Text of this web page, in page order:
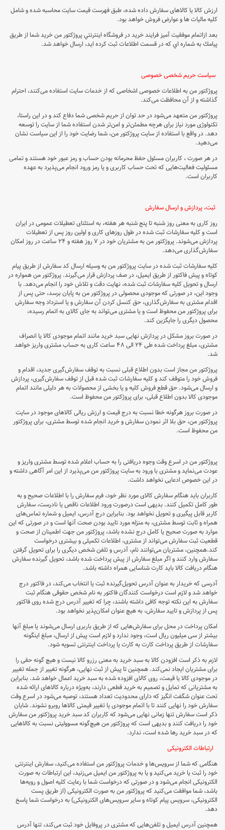
ارزش کالا یا کالاهای سفارش داده شده، طبق فهرست قیمت سایت محاسبه شده و شامل
کلیه مالیات ها و عوارض فروش خواهد بود.
بعد ازاتمام موفقيت آميز فرايند خريد در فروشگاه اينترنتي پروژکتور من خريد شما از طريق
پيامك به شماره اي كه در قسمت اطلاعات ثبت كرده ايد، ارسال خواهد شد.
سیاست حریم شخصی خصوصی
پروژکتور من به اطلاعات خصوصی اشخاصى که از خدمات سایت استفاده می‏‌کنند، احترام
گذاشته و از آن محافظت می‏‌کند.
پروژکتور من متعهد می‏‌شود در حد توان از حریم شخصی شما دفاع کند و در این راستا،
تکنولوژی مورد نیاز برای هرچه مطمئن‏‌تر و امن‏‌تر شدن استفاده شما از سایت را توسعه
دهد. در واقع با استفاده از سایت پروژکتور من، شما رضایت خود را از این سیاست نشان
می‏‌دهید.
در هر صورت ، کاربران مسئول حفظ محرمانه بودن حساب و رمز عبور خود هستند و تمامی
مسئولیت فعالیت‌‏هایی که تحت حساب کاربری و یا رمز ورود انجام می‏‌پذیرد به عهده
کاربران است.
ثبت، پردازش و ارسال سفارش
روز کاری به معنی روز شنبه تا پنج شنبه هر هفته، به استثنای تعطیلات عمومی در ایران
است و کلیه سفارشات ثبت شده در طول روزهای کاری و اولین روز پس از تعطیلات
پردازش می‌‏شوند. پروژکتور من به مشتریان خود در ۷ روز هفته و ۲۴ ساعت در روز امکان
سفارش‌‏گذاری می‌‏دهد.
کلیه سفارشات ثبت شده در سایت پروژکتور من به وسیله ارسال کد سفارش از طریق پیام
کوتاه و پیش فاکتور از طریق ایمیل، در صف پردازش قرار می‏‌گیرند. پروژکتور من همواره در
ارسال و تحویل کلیه سفارشات ثبت شده، نهایت دقت و تلاش خود را انجام می‌دهد. با
وجود این، در صورتی که موجودی محصولی در پروژکتور من به پایان برسد، حتی پس از
اقدام مشتری به سفارش‌‏گذاری، حق کنسل کردن آن سفارش و یا استرداد وجه سفارش
برای پروژکتور من محفوظ است و یا مشتری می‏‌تواند به جای کالای به اتمام رسیده،
محصول دیگری را جایگزین کند.
در صورت بروز مشکل در پردازش نهایی سبد خرید مانند اتمام موجودی کالا یا انصراف
مشتری، مبلغ پرداخت شده طی ۲۴ الی ۴۸ ساعت کاری به حساب مشتری واریز خواهد
شد.
پروژکتور من مجاز است بدون اطلاع قبلی نسبت به توقف سفارش‌‏گیری جدید، اقدام و
فروش خود را متوقف کند و کلیه سفارشات ثبت شده قبل از توقف سفارش‌‏گیری، پردازش
و ارسال می‌‏شود. حق قطع فروش کلیه و یا بخشی از محصولات به هر دلیلی مانند اتمام
موجودی کالا بدون اطلاع قبلی، برای پروژکتور من محفوظ است.
در صورت بروز هرگونه خطا نسبت به درج قیمت و ارزش ریالی کالاهای موجود در سایت
پروژکتور من، حق بلا اثر نمودن سفارش و خرید انجام شده توسط مشتری، برای پروژکتور
من محفوظ است.
پروژکتور من در اسرع وقت وجوه دریافتی را به حساب اعلام شده توسط مشتری واریز و
عودت می‌نماید و مشتری با ورود به سایت پروژکتور من می‌پذیرد از این امر آگاهی داشته و
در این خصوص ادعایی نخواهد داشت.
کاربران باید هنگام سفارش کالای مورد نظر خود، فرم سفارش را با اطلاعات صحیح و به
طور کامل تکمیل کنند. بدیهی است درصورت ورود اطلاعات ناقص یا نادرست، سفارش
کاربر قابل پیگیری و تحویل نخواهد بود. بنابراین درج آدرس، ایمیل و شماره تماس‌های
همراه و ثابت توسط مشتری، به منزله مورد تایید بودن صحت آنها است و در صورتی که این
موارد به صورت صحیح یا کامل درج نشده باشد، پروژکتور من جهت اطمینان از صحت و
قطعیت ثبت سفارش می‌تواند از مشتری، اطلاعات تکمیلی و بیشتری درخواست
کند.همچنین، مشتریان می‌توانند نام، آدرس و تلفن شخص دیگری را برای تحویل گرفتن
سفارش وارد کنند و اگر مبلغ سفارش از پیش پرداخت شده باشد، تحویل گیرنده سفارش
هنگام دریافت کالا باید کارت شناسایی همراه داشته باشد.
آدرسی که خریدار به عنوان آدرس تحویل‌گیرنده ثبت یا انتخاب می‌کند، در فاکتور درج
خواهد شد و لازم است درخواست کنندگان فاکتور به نام شخص حقوقی هنگام ثبت
سفارش به این نکته توجه کافی داشته باشند، چرا که تغییر آدرس درج شده روی فاکتور
پس از پردازش و تایید سفارش، به هیچ عنوان امکان‌پذیر نخواهد بود.
امکان پرداخت در محل برای سفارش‌هایی که از طریق باربری ارسال می‌شوند یا مبلغ آنها
بیشتر از سی میلیون ریال است، وجود ندارد و لازم است پیش از ارسال، مبلغ اینگونه
سفارشات از طریق پرداخت کارت به کارت یا پرداخت اینترنتی تسویه شود.
لازم به ذکر است افزودن کالا به سبد خرید به معنی رزرو کالا نیست و هیچ گونه حقی را
برای مشتریان ایجاد نمی‌کند. همچنین تا پیش از ثبت نهایی، هرگونه تغییر از جمله تغییر
در موجودی کالا یا قیمت، روی کالای افزوده شده به سبد خرید اعمال خواهد شد. بنابراین
به مشتریانی که تمایل و تصمیم به خرید قطعی دارند، به‌ویژه درباره کالاهای ارائه شده
تحت عنوان شگفت انگیز که دارای محدودیت تعداد هستند، توصیه می‌شود در اسرع وقت
سفارش خود را نهایی کنند تا با اتمام موجودی یا تغییر قیمتی کالاها روبرو نشوند. شایان
ذکر است سفارش تنها زمانی نهایی می‌شود که کاربران کد سبد خرید پروژکتور من سفارش
خود را دریافت کنند و بدیهی است که پروژکتور من هیچ‌گونه مسوولیتی نسبت به کالاهایی
که در سبد خرید رها شده است، ندارد.
ارتباطات الکترونیکی
هنگامی که شما از سرویس‌‏ها و خدمات پروژکتور من استفاده می‏‌کنید، سفارش اینترنتی
خود را ثبت یا خرید می‏‌کنید و یا به پروژکتور من ایمیل می‏‌زنید، این ارتباطات به صورت
الکترونیکی انجام می‏‌شود و در صورتی که درخواست شما با رعایت کلیه اصول و رویه‏‌ها
باشد، شما موافقت می‌‏کنید که پروژکتور من به صورت الکترونیکی (از طریق پست
الکترونیکی، سرویس پیام کوتاه و سایر سرویس‌های الکترونیکی) به درخواست شما پاسخ
دهد.
همچنین آدرس ایمیل و تلفن‌هایی که مشتری در پروفایل خود ثبت می‌کند، تنها آدرس